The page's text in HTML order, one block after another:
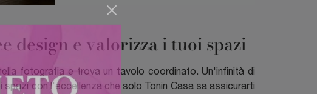
design e valorizza i tuoi spazi
fotografia e trova un tavolo coordinato. Un'infinità di
con l'eccellenza che solo Tonin Casa sa assicurarti